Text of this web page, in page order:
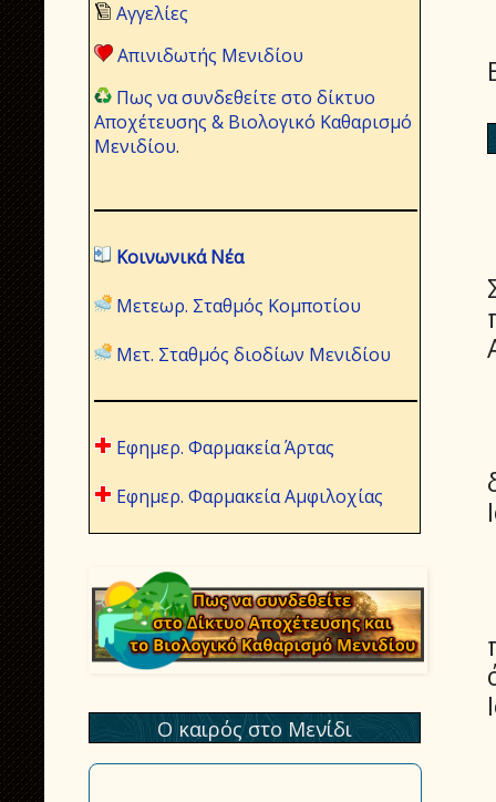
Αγγελίες
Απινιδωτής Μενιδίου
Πως να συνδεθείτε στο δίκτυο
Αποχέτευσης & Βιολογικό Καθαρισμό
Μενιδίου.
Κοινωνικά Νέα
Μετεωρ. Σταθμός Κομποτίου
Μετ. Σταθμός διοδίων Μενιδίου
Εφημερ. Φαρμακεία Άρτας
Εφημερ. Φαρμακεία Αμφιλοχίας
Ο καιρός στο Μενίδι